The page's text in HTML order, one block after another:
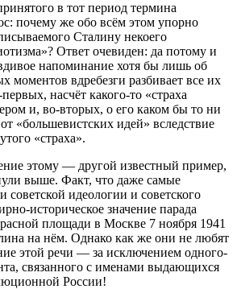
в тот период термина
почему же обо всём этом упорно
Сталину некоего
Ответ очевиден: да потому и
напоминание хотя бы лишь об
моментов вдребезги разбивает все их
насчёт какого-то «страха
и, во-вторых, о его каком бы то ни
«большевистских идей» вследствие
«страха».
этому — другой известный пример,
выше. Факт, что даже самые
идеологии и советского
историческое значение парада
площади в Москве 7 ноября 1941
на нём. Однако как же они не любят
этой речи — за исключением одного-
связанного с именами выдающихся
России!